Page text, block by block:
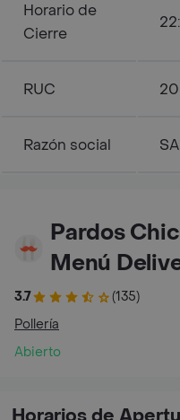
Horario de
Cierre
RUC
Razón social
Pardos
Menú
3.7
(135)
Pollería
Abierto